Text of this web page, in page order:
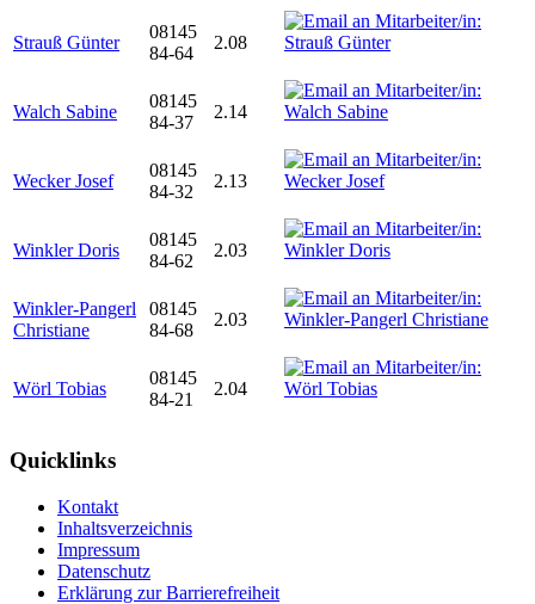
Strauß Günter
08145
84-64
2.08
Walch Sabine
08145
84-37
2.14
Wecker Josef
08145
84-32
2.13
Winkler Doris
08145
84-62
2.03
Winkler-Pangerl
Christiane
08145
84-68
2.03
Wörl Tobias
08145
84-21
2.04
Quicklinks
Kontakt
Inhaltsverzeichnis
Impressum
Datenschutz
Erklärung zur Barrierefreiheit